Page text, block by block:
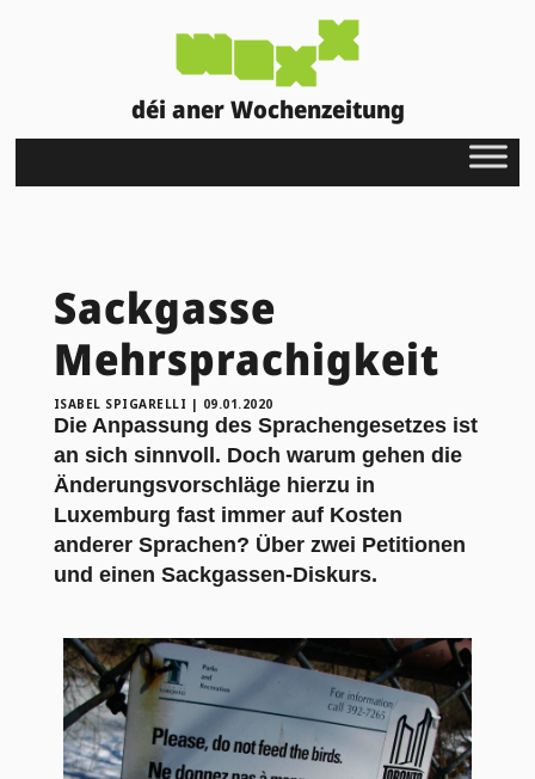
déi aner Wochenzeitung
Sackgasse
Mehrsprachigkeit
ISABEL SPIGARELLI | 09.01.2020
Die Anpassung des Sprachengesetzes ist
an sich sinnvoll. Doch warum gehen die
Änderungsvorschläge hierzu in
Luxemburg fast immer auf Kosten
anderer Sprachen? Über zwei Petitionen
und einen Sackgassen-Diskurs.